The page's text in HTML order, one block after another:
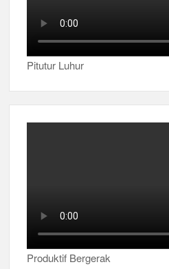
Pitutur Luhur
Produktif Bergerak